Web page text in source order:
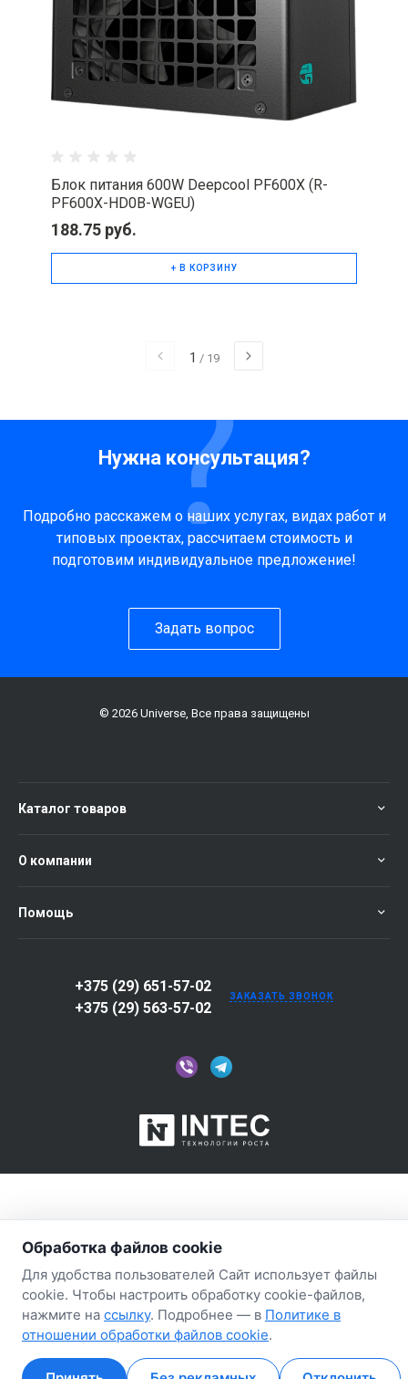
Блок питания 600W Deepcool PF600X (R-
PF600X-HD0B-WGEU)
188.75 руб.
+ В КОРЗИНУ
1 / 19
Нужна консультация?
Подробно расскажем о наших услугах, видах работ и
типовых проектах, рассчитаем стоимость и
подготовим индивидуальное предложение!
Задать вопрос
© 2026 Universe, Все права защищены
Каталог товаров
О компании
Помощь
+375 (29) 651-57-02
+375 (29) 563-57-02
ЗАКАЗАТЬ ЗВОНОК
Обработка файлов cookie
Для удобства пользователей Сайт использует файлы
cookie. Чтобы настроить обработку cookie-файлов,
нажмите на ссылку. Подробнее — в Политике в
отношении обработки файлов cookie.